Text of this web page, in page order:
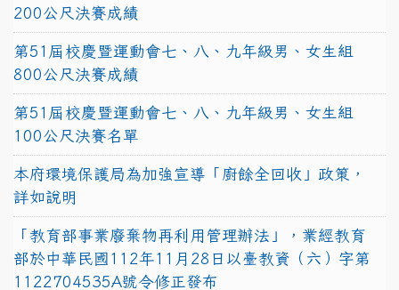
200公尺決賽成績
第51屆校慶暨運動會七、八、九年級男、女生組
800公尺決賽成績
第51屆校慶暨運動會七、八、九年級男、女生組
100公尺決賽名單
本府環境保護局為加強宣導「廚餘全回收」政策，
詳如說明
「教育部事業廢棄物再利用管理辦法」，業經教育
部於中華民國112年11月28日以臺教資（六）字第
1122704535A號令修正發布